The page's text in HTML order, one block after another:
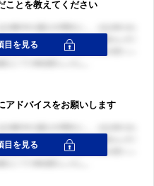
ことを教えてください
アドバイスをお願いします